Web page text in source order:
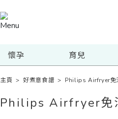
懷孕 育兒
主頁 >好煮意食譜 > Philips Airfryer免
Philips Airfryer免